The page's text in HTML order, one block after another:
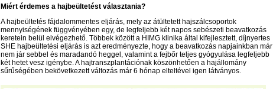
Miért érdemes a hajbeültetést választania?
A hajbeültetés fájdalommentes eljárás, mely az átültetett hajszálcsoportok
mennyiségének függvényében egy, de legfeljebb két napos sebészeti beavatkozás
keretein belül elvégezhető. Többek között a HIMG klinika által kifejlesztett, díjnyertes
SHE hajbeültetési eljárás is azt eredményezte, hogy a beavatkozás napjainkban már
nem jár sebbel és maradandó heggel, valamint a fejbőr teljes gyógyulása legfeljebb
két hetet vesz igénybe. A hajtranszplantációnak köszönhetően a hajállomány
sűrűségében bekövetkezett változás már 6 hónap elteltével igen látványos.